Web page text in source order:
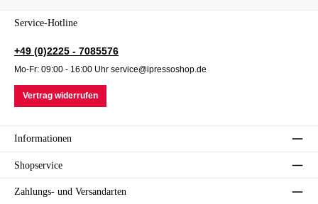
Service-Hotline
+49 (0)2225 - 7085576
Mo-Fr: 09:00 - 16:00 Uhr service@ipressoshop.de
Vertrag widerrufen
Informationen
Shopservice
Zahlungs- und Versandarten